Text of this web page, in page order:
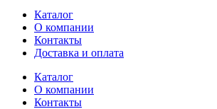
Каталог
О компании
Контакты
Доставка и оплата
Каталог
О компании
Контакты